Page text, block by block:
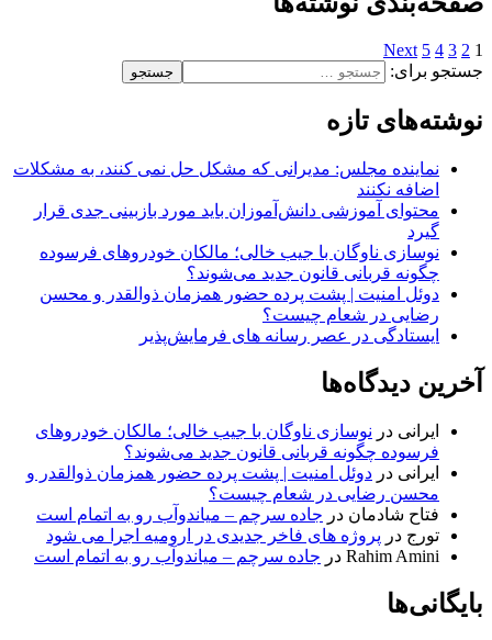
1
2
3
4
5
Next
جستجو برای:
نوشته‌های تازه
نماینده مجلس: مدیرانی که مشکل حل نمی کنند، به مشکلات
اضافه نکنند
محتوای آموزشی دانش‌آموزان باید مورد بازبینی جدی قرار
گیرد
نوسازی ناوگان با جیب خالی؛ مالکان خودرو‌های فرسوده
چگونه قربانی قانون جدید می‌شوند؟
دوئل امنیت | پشت پرده حضور همزمان ذوالقدر و محسن
رضایی در شعام چیست؟
ایستادگی در عصر رسانه های فرمایش‌پذیر
آخرین دیدگاه‌ها
ایرانی در نوسازی ناوگان با جیب خالی؛ مالکان خودرو‌های
فرسوده چگونه قربانی قانون جدید می‌شوند؟
ایرانی در دوئل امنیت | پشت پرده حضور همزمان ذوالقدر و
محسن رضایی در شعام چیست؟
فتاح شادمان در جاده سرچم – میاندوآب رو به اتمام است
تورج در پروژه های فاخر جدیدی در ارومیه اجرا می شود
Rahim Amini در جاده سرچم – میاندوآب رو به اتمام است
بایگانی‌ها